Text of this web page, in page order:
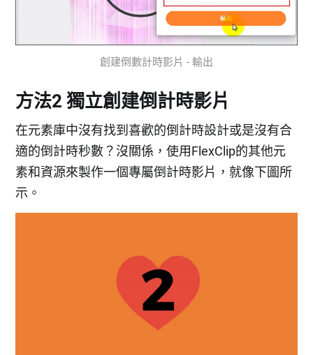
創建倒數計時影片 - 輸出
方法2 獨立創建倒計時影片
在元素庫中沒有找到喜歡的倒計時設計或是沒有合
適的倒計時秒數？沒關係，使用FlexClip的其他元
素和資源來製作一個專屬倒計時影片，就像下圖所
示。